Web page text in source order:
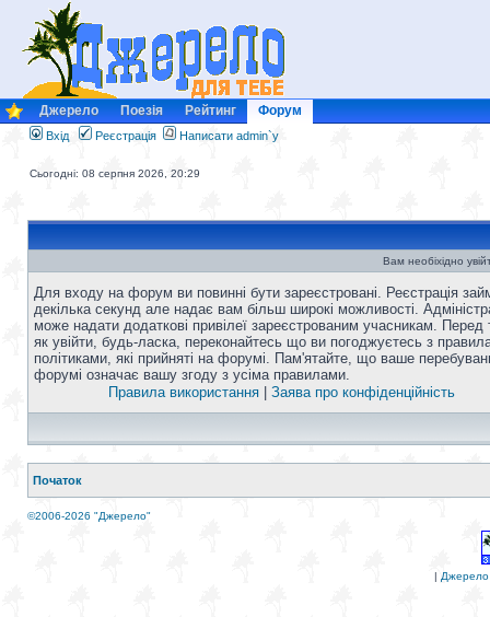
Джерело Поезія Рейтинг Форум
Вхід Реєстрація Написати admin`у
Сьогодні: 08 серпня 2026, 20:29
Вам необіхідно
Для входу на форум ви повинні бути зареєстровані. Реєстрація
декілька секунд але надає вам більш широкі можливості.
може надати додаткові привілеї зареєстрованим учасникам. Перед
як увійти, будь-ласка, переконайтесь що ви погоджуєтесь з
політиками, які прийняті на форумі. Пам'ятайте, що ваше
форумі означає вашу згоду з усіма правилами.
Правила використання
Заява про конфіденційність
Початок
©2006-2026 "Джерело"
| Джерело